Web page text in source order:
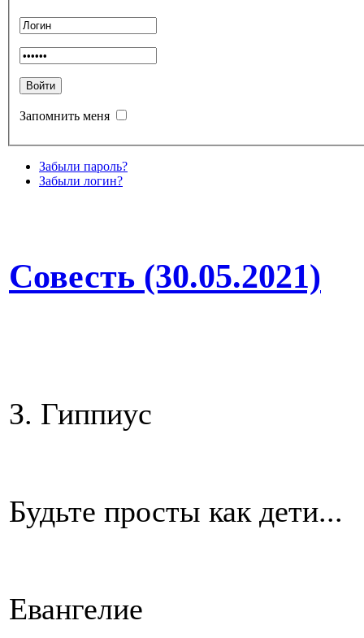
Запомнить меня
Забыли пароль?
Забыли логин?
Совесть (30.05.2021)
З. Гиппиус
Будьте просты как дети...
Евангелие